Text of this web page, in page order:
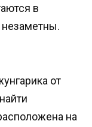
в
от
на